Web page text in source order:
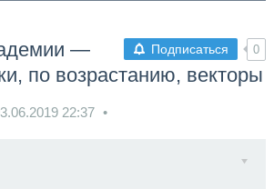
Подписаться 0
—
по возрастанию, векторы
22:37